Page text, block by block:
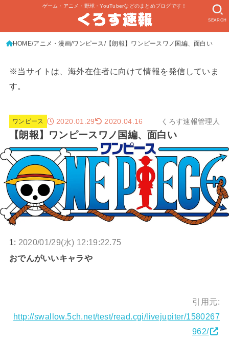
ゲーム・アニメ・野球・YouTuberなどのまとめブログです！
SEARCH
HOME アニメ・漫画 ワンピース 【朗報】ワンピースワノ国編、面白い
※当サイトは、海外在住者に向けて情報を発信していま
す。
ワンピース 2020.01.29 2020.04.16 くろす速報管理人
【朗報】ワンピースワノ国編、面白い
1: 2020/01/29(水) 12:19:22.75
おでんがいいキャラや
引用元:
http://swallow.5ch.net/test/read.cgi/livejupiter/1580267
962/